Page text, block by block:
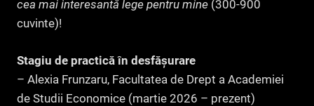
cea mai interesantă lege pentru mine (300-900
cuvinte)!
Stagiu de practică în desfășurare
– Alexia Frunzaru, Facultatea de Drept a Academiei
de Studii Economice (martie 2026 – prezent)